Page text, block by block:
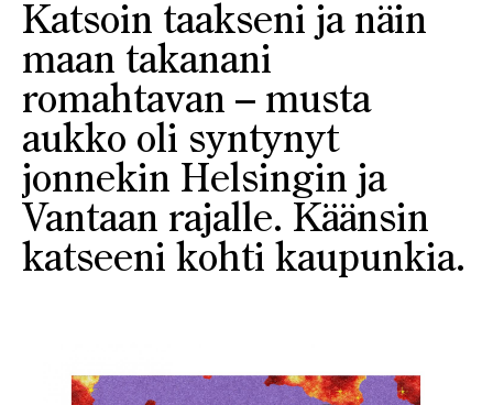
Katsoin taakseni ja näin
maan takanani
romahtavan – musta
aukko oli syntynyt
jonnekin Helsingin ja
Vantaan rajalle. Käänsin
katseeni kohti kaupunkia.